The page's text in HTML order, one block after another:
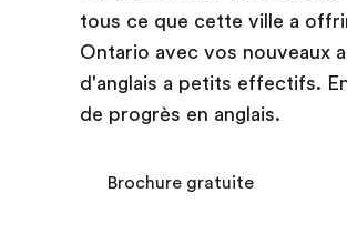
tous ce que cette ville a
Ontario avec vos nouveaux
d'anglais a petits effectifs.
de progrès en anglais.
Brochure gratuite